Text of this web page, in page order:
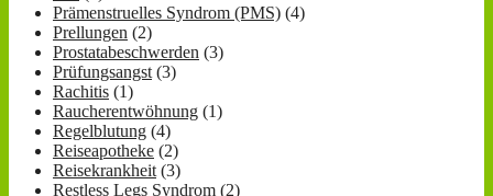
Prämenstruelles Syndrom (PMS) (4)
Prellungen (2)
Prostatabeschwerden (3)
Prüfungsangst (3)
Rachitis (1)
Raucherentwöhnung (1)
Regelblutung (4)
Reiseapotheke (2)
Reisekrankheit (3)
Restless Legs Syndrom (2)